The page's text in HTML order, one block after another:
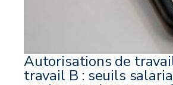
Autorisations de
travail B : seuils